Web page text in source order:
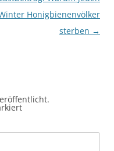
Honigbienenvölker
sterben →